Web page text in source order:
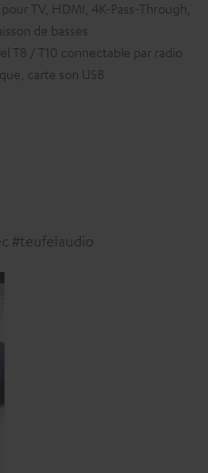
TV, HDMI, 4K-Pass-Through,
de basses
T8 / T10 connectable par radio
carte son USB
#teufelaudio